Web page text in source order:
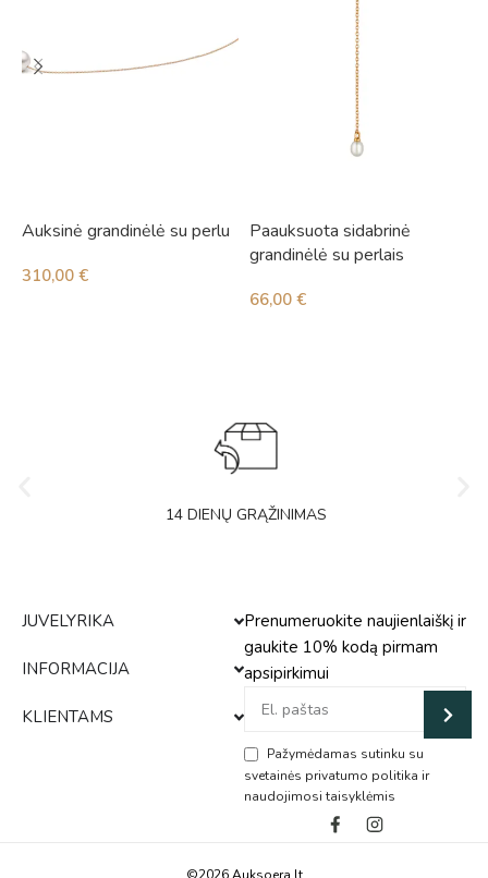
Auksinė grandinėlė su perlu
310,00 €
Paauksuota sidabrinė
grandinėlė su perlais
66,00 €
14 DIENŲ GRĄŽINIMAS
JUVELYRIKA
INFORMACIJA
KLIENTAMS
Prenumeruokite naujienlaiškį ir
gaukite 10% kodą pirmam
apsipirkimui
Pažymėdamas sutinku su
svetainės privatumo politika ir
naudojimosi taisyklėmis
Alternative: